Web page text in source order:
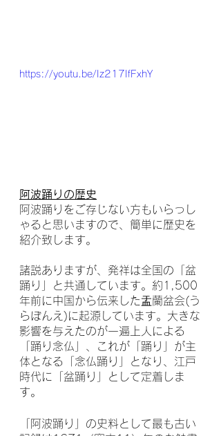
https://youtu.be/Iz217IfFxhY
阿波踊りの歴史
阿波踊りをご存じない方もいらっし
ゃると思いますので、簡単に歴史を
紹介致します。
諸説ありますが、発祥は全国の「盆
踊り」と共通しています。約1,500
年前に中国から伝来した盂蘭盆会(う
らぼんえ)に起源しています。大きな
影響を与えたのが一遍上人による
「踊り念仏」、これが「踊り」が主
体となる「念仏踊り」となり、江戸
時代に「盆踊り」として定着しま
す。
「阿波踊り」の史料として最も古い